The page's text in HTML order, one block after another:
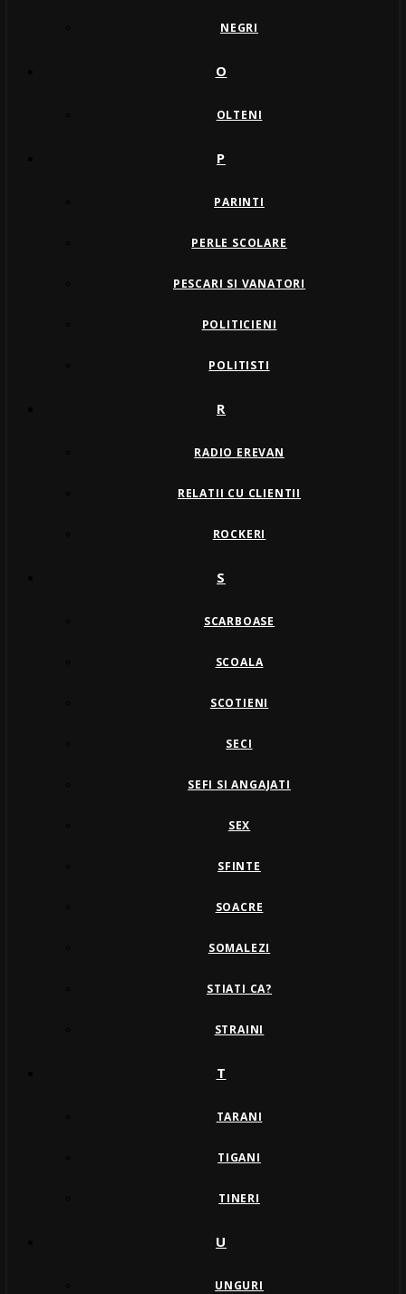
NEGRI
O
OLTENI
P
PARINTI
PERLE SCOLARE
PESCARI SI VANATORI
POLITICIENI
POLITISTI
R
RADIO EREVAN
RELATII CU CLIENTII
ROCKERI
S
SCARBOASE
SCOALA
SCOTIENI
SECI
SEFI SI ANGAJATI
SEX
SFINTE
SOACRE
SOMALEZI
STIATI CA?
STRAINI
T
TARANI
TIGANI
TINERI
U
UNGURI